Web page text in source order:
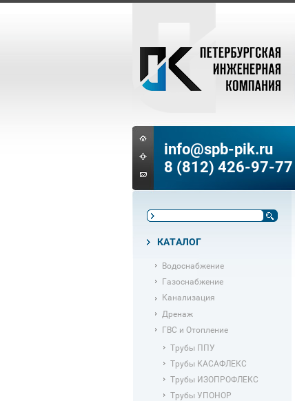
info@spb-pik.ru
8 (812) 426-97-77
КАТАЛОГ
Водоснабжение
Газоснабжение
Канализация
Дренаж
ГВС и Отопление
Трубы ППУ
Трубы КАСАФЛЕКС
Трубы ИЗОПРОФЛЕКС
Трубы УПОНОР